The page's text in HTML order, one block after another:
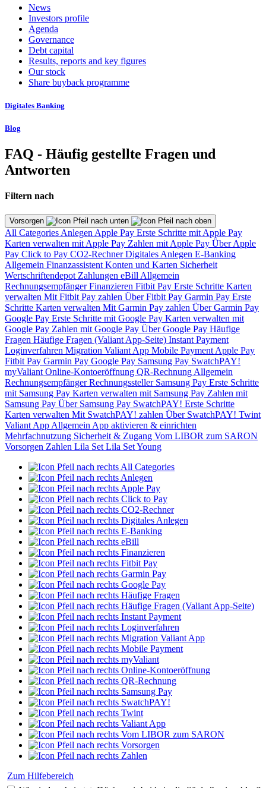
News
Investors profile
Agenda
Governance
Debt capital
Results, reports and key figures
Our stock
Share buyback programme
Digitales Banking
Blog
FAQ - Häufig gestellte Fragen und
Antworten
Filtern nach
Vorsorgen
All Categories Anlegen Apple Pay Erste Schritte mit Apple Pay
Karten verwalten mit Apple Pay Zahlen mit Apple Pay Über Apple
Pay Click to Pay CO2-RechnerDigitales Anlegen E-Banking
Allgemein Finanzassistent Konten und Karten Sicherheit
Wertschriftendepot Zahlungen eBill Allgemein
RechnungsempfängerFinanzieren Fitbit Pay Erste Schritte Karten
verwalten Mit Fitbit Pay zahlen Über Fitbit Pay Garmin Pay Erste
Schritte Karten verwalten Mit Garmin Pay zahlen Über Garmin Pay
Google Pay Erste Schritte mit Google Pay Karten verwalten mit
Google Pay Zahlen mit Google Pay Über Google Pay Häufige
Fragen Häufige Fragen (Valiant App-Seite) Instant Payment
Loginverfahren Migration Valiant App Mobile Payment Apple Pay
Fitbit Pay Garmin Pay Google Pay Samsung Pay SwatchPAY!
myValiant Online-Kontoeröffnung QR-Rechnung Allgemein
RechnungsempfängerRechnungssteller Samsung Pay Erste Schritte
mit Samsung Pay Karten verwalten mit Samsung Pay Zahlen mit
Samsung Pay Über Samsung Pay SwatchPAY! Erste Schritte
Karten verwalten Mit SwatchPAY! zahlen Über SwatchPAY! Twint
Valiant App Allgemein App aktivieren & einrichten
Mehrfachnutzung Sicherheit & Zugang Vom LIBOR zum SARON
Vorsorgen Zahlen Lila Set Lila Set Young
All Categories
Anlegen
Apple Pay
Click to Pay
CO2-Rechner
Digitales Anlegen
E-Banking
eBill
Finanzieren
Fitbit Pay
Garmin Pay
Google Pay
Häufige Fragen
Häufige Fragen (Valiant App-Seite)
Instant Payment
Loginverfahren
Migration Valiant App
Mobile Payment
myValiant
Online-Kontoeröffnung
QR-Rechnung
Samsung Pay
SwatchPAY!
Twint
Valiant App
Vom LIBOR zum SARON
Vorsorgen
Zahlen
Zum Hilfebereich